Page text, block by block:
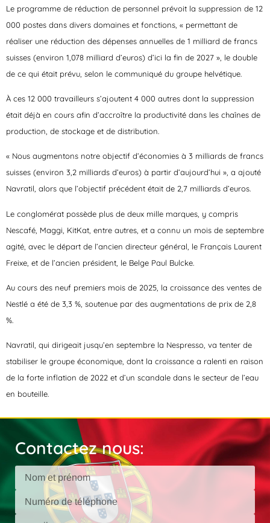
Le programme de réduction de personnel prévoit la suppression de 12
000 postes dans divers domaines et fonctions, « permettant de
réaliser une réduction des dépenses annuelles de 1 milliard de francs
suisses (environ 1,078 milliard d’euros) d’ici la fin de 2027 », le double
de ce qui était prévu, selon le communiqué du groupe helvétique.
À ces 12 000 travailleurs s’ajoutent 4 000 autres dont la suppression
était déjà en cours afin d’accroître la productivité dans les chaînes de
production, de stockage et de distribution.
« Nous augmentons notre objectif d’économies à 3 milliards de francs
suisses (environ 3,2 milliards d’euros) à partir d’aujourd’hui », a ajouté
Navratil, alors que l’objectif précédent était de 2,7 milliards d’euros.
Le conglomérat possède plus de deux mille marques, y compris
Nescafé, Maggi, KitKat, entre autres, et a connu un mois de septembre
agité, avec le départ de l’ancien directeur général, le Français Laurent
Freixe, et de l’ancien président, le Belge Paul Bulcke.
Au cours des neuf premiers mois de 2025, la croissance des ventes de
Nestlé a été de 3,3 %, soutenue par des augmentations de prix de 2,8
%.
Navratil, qui dirigeait jusqu’en septembre la Nespresso, va tenter de
stabiliser le groupe économique, dont la croissance a ralenti en raison
de la forte inflation de 2022 et d’un scandale dans le secteur de l’eau
en bouteille.
Contactez nous: